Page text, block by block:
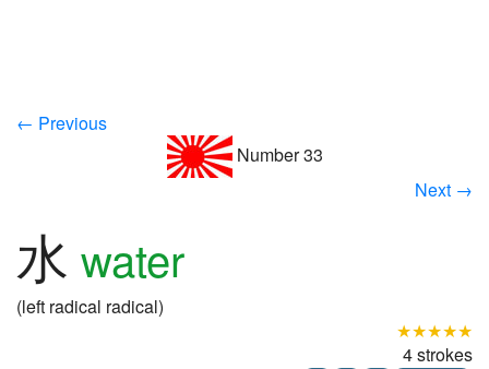
← Previous
Number 33
Next →
水 water
(left radical radical)
★★★★★
4 strokes